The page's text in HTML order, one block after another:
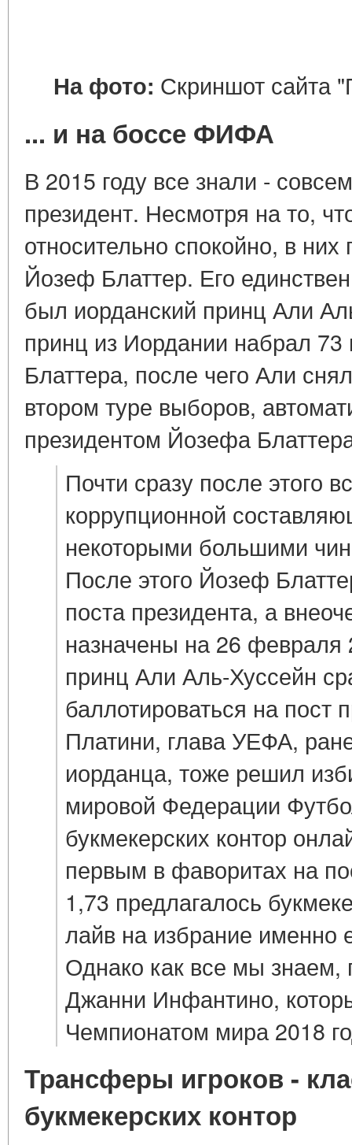
На фото: Скриншот сайта
... и на боссе ФИФА
В 2015 году все знали -
президент. Несмотря на то,
относительно спокойно, в
Йозеф Блаттер. Его
был иорданский принц Али
принц из Иордании набрал 73
Блаттера, после чего Али
втором туре выборов,
президентом Йозефа
Почти сразу после этого
коррупционной
некоторыми большими
После этого Йозеф
поста президента, а
назначены на 26 февраля
принц Али Аль-Хуссейн
баллотироваться на пост
Платини, глава УЕФА,
иорданца, тоже решил
мировой Федерации
букмекерских контор
первым в фаворитах на
1,73 предлагалось
лайв на избрание именно
Однако как все мы знаем,
Джанни Инфантино,
Чемпионатом мира 2018
Трансферы игроков -
букмекерских контор